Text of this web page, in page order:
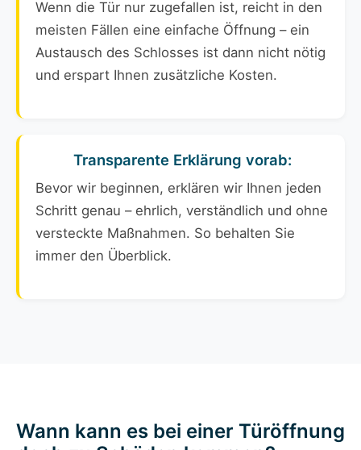
Wenn die Tür nur zugefallen ist, reicht in den
meisten Fällen eine einfache Öffnung – ein
Austausch des Schlosses ist dann nicht nötig
und erspart Ihnen zusätzliche Kosten.
Transparente Erklärung vorab:
Bevor wir beginnen, erklären wir Ihnen jeden
Schritt genau – ehrlich, verständlich und ohne
versteckte Maßnahmen. So behalten Sie
immer den Überblick.
Wann kann es bei einer Türöffnung